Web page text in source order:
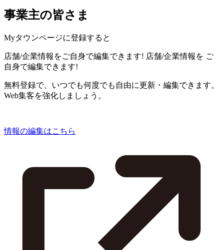
事業主の皆さま
Myタウンページに登録すると
店舗/企業情報をご自身で編集できます! 店舗/企業情報を ご
自身で編集できます!
無料登録で、いつでも何度でも自由に更新・編集できます。
Web集客を強化しましょう。
情報の編集はこちら